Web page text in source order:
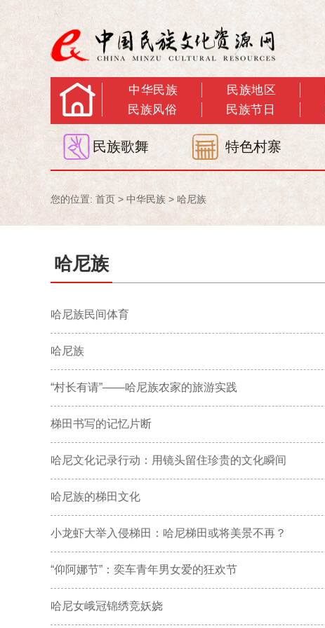
中华民族 民族地区
民族风俗
民族节日
民族歌舞 特色村寨
您的位置: 首页 > 中华民族 > 哈尼族
哈尼族
哈尼族民间体育
哈尼族
“村长有请”——哈尼族农家的旅游实践
梯田书写的记忆片断
哈尼文化记录行动：用镜头留住珍贵的文化瞬间
哈尼族的梯田文化
小龙虾大举入侵梯田：哈尼梯田或将美景不再？
“仰阿娜节”：奕车青年男女爱的狂欢节
哈尼女峨冠锦绣竞妖娆